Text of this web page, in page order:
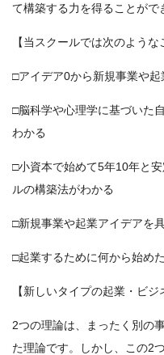
て構築する力を得ることがで
【当スクールでは次のよう
□アイデア0から新規事業や
□脳科学や心理学に基づいた
わかる
□小資本で始めて5年10年と
ルの構築法がわかる
□新規事業や起業アイデアを
□起業するために何から始め
【新しいタイプの起業・ビジ
2つの理論は、まったく別の
た理論です。しかし、この2